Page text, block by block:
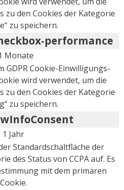
zu den Cookies der Kategorie
zu speichern.
performance
Monate
GDPR Cookie-Einwilligungs-
wird verwendet, um die
zu den Cookies der Kategorie
zu speichern.
1 Jahr
Standardschaltfläche der
des Status von CCPA auf. Es
mit dem primären
Cookie.